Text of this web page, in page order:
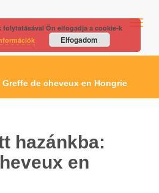
de cheveux en Hongrie
hazánkba:
en
folytatásával Ön elfogadja a cookie-k
Elfogadom